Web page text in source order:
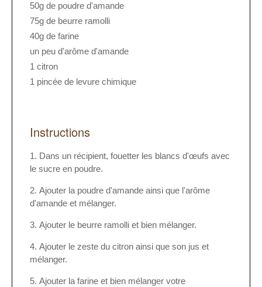
50g de poudre d'amande
75g de beurre ramolli
40g de farine
un peu d'arôme d'amande
1 citron
1 pincée de levure chimique
Instructions
Dans un récipient, fouetter les blancs d'œufs avec
le sucre en poudre.
Ajouter la poudre d'amande ainsi que l'arôme
d'amande et mélanger.
Ajouter le beurre ramolli et bien mélanger.
Ajouter le zeste du citron ainsi que son jus et
mélanger.
Ajouter la farine et bien mélanger votre